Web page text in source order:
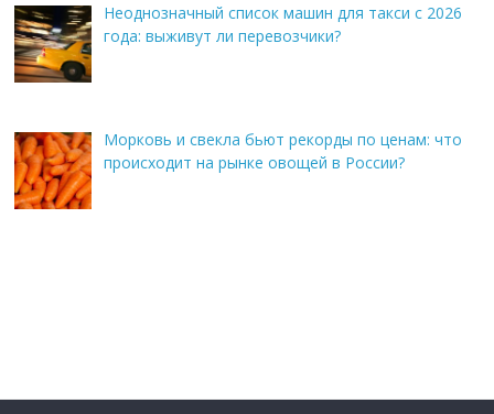
Неоднозначный список машин для такси с 2026
года: выживут ли перевозчики?
Морковь и свекла бьют рекорды по ценам: что
происходит на рынке овощей в России?